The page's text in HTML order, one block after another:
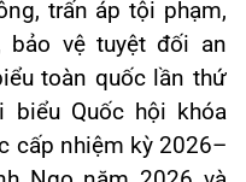
trấn áp tội phạm,
bảo vệ tuyệt đối an
toàn quốc lần thứ
biểu Quốc hội khóa
cấp nhiệm kỳ 2026–